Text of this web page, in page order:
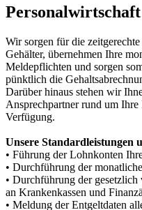
Personalwirtschaft
Wir sorgen für die
Gehälter, übernehmen Ihre
Meldepflichten und sorgen
pünktlich die
Darüber hinaus stehen wir
Ansprechpartner rund um
Verfügung.
Unsere Standardleistungen
• Führung der Lohnkonten
• Durchführung der
• Durchführung der
an Krankenkassen und
• Meldung der Entgeltdaten